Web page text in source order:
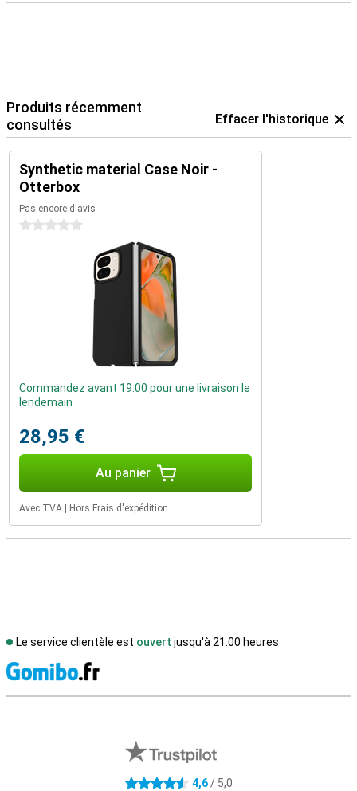
Produits récemment
consultés
Effacer l'historique
Synthetic material Case Noir -
Otterbox
Pas encore d'avis
0 étoiles
Commandez avant 19:00 pour une livraison le
lendemain
28,95 €
Au panier
Avec TVA Hors Frais d'expédition
Le service clientèle est ouvert jusqu'à 21.00 heures
4.6 étoiles 4,6/ 5,0